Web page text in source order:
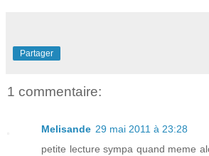
Partager
1 commentaire:
Melisande 29 mai 2011 à 23:28
petite lecture sympa quand meme